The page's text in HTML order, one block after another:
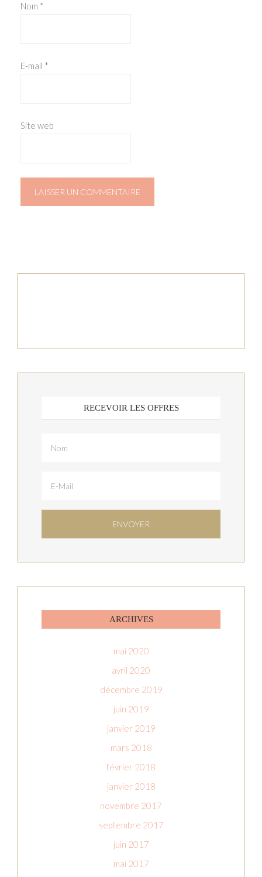
Nom *
E-mail *
Site web
RECEVOIR LES OFFRES
ARCHIVES
mai 2020
avril 2020
décembre 2019
juin 2019
janvier 2019
mars 2018
février 2018
janvier 2018
novembre 2017
septembre 2017
juin 2017
mai 2017